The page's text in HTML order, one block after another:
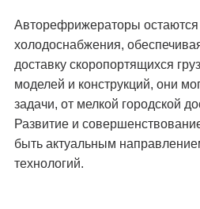
Авторефрижераторы
холодоснабжения,
доставку скоропортящихся
моделей и конструкций, они
задачи, от мелкой городской
Развитие и
быть актуальным
технологий.